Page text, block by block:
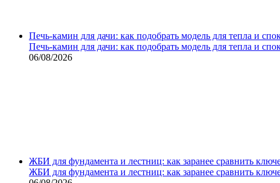
Печь-камин для дачи: как подобрать модель для тепла и
Печь-камин для дачи: как подобрать модель для тепла и
06/08/2026
ЖБИ для фундамента и лестниц: как заранее сравнить
ЖБИ для фундамента и лестниц: как заранее сравнить